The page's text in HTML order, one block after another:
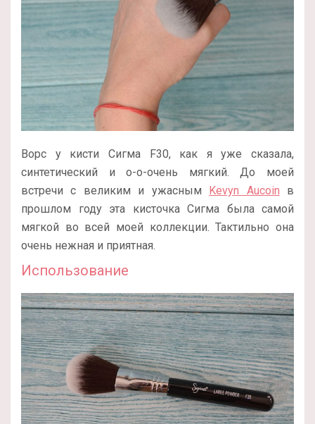
Ворс у кисти Сигма F30, как я уже сказала,
синтетический и о-о-очень мягкий. До моей
встречи с великим и ужасным
Kevyn Aucoin в
прошлом году эта кисточка Сигма была самой
мягкой во всей моей коллекции. Тактильно она
очень нежная и приятная.
Использование